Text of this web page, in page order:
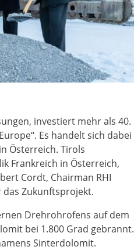
investiert mehr als 40.
Es handelt sich dabei
Österreich. Tirols
Frankreich in Österreich,
Cordt, Chairman RHI
das Zukunftsprojekt.
Drehrohrofens auf dem
bei 1.800 Grad gebrannt.
Sinterdolomit.